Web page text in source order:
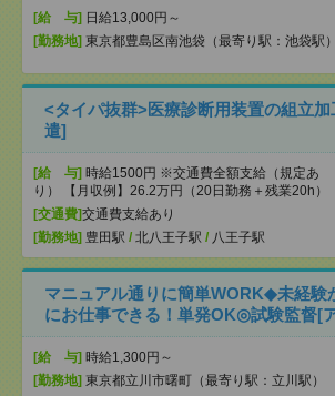
[給 与] 日給13,000円～
[勤務地] 東京都豊島区南池袋（最寄り駅：池袋駅）
<タイパ抜群>医療診断用装置の組立
遣]
[給 与] 時給1500円 ※交通費全額支給（規定あ
り） 【月収例】26.2万円（20日勤務＋残業20h）
[交通費]交通費支給あり
[勤務地] 豊田駅 / 北八王子駅 / 八王子駅
マニュアル通りに簡単WORK◆未経験
にお仕事できる！単発OK◎試験監督[
[給 与] 時給1,300円～
[勤務地] 東京都立川市曙町（最寄り駅：立川駅）